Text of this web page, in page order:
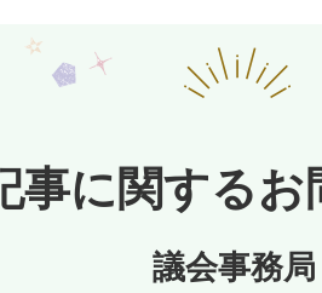
事に関するお
議会事務局